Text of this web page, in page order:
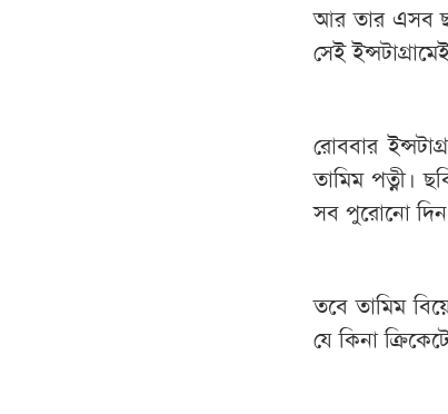
আর তার এসব
সেই
রোববার
তামিম পত্নী।
সব পুরোনো
তবে তামিম
যে কিনা